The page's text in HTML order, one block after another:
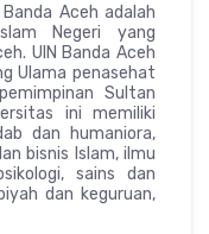
Aceh adalah
Negeri yang
UIN Banda Aceh
Ulama penasehat
Sultan
ini memiliki
dan humaniora,
bisnis Islam, ilmu
sains dan
dan keguruan,